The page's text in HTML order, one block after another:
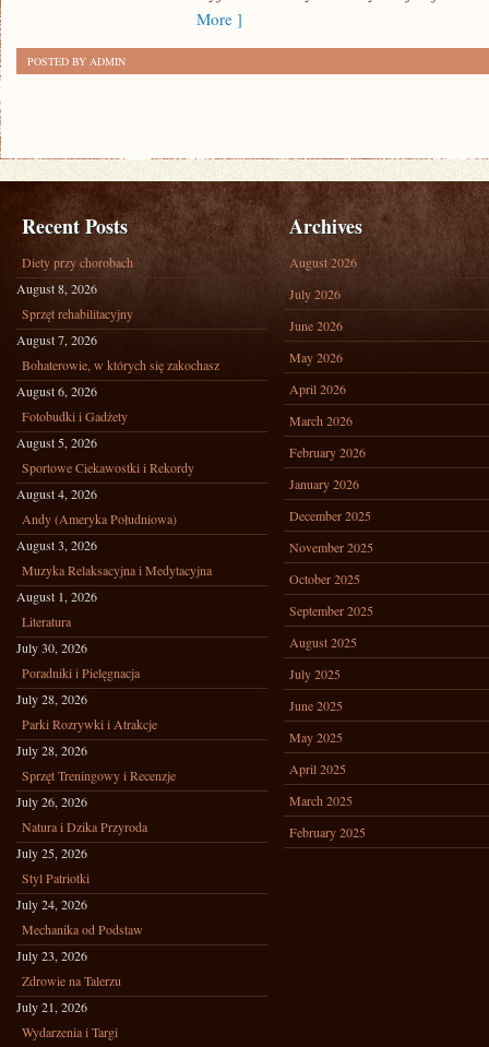
More ]
POSTED BY ADMIN
Recent Posts
Diety przy chorobach
August 8, 2026
Sprzęt rehabilitacyjny
August 7, 2026
Bohaterowie, w których się zakochasz
August 6, 2026
Fotobudki i Gadżety
August 5, 2026
Sportowe Ciekawostki i Rekordy
August 4, 2026
Andy (Ameryka Południowa)
August 3, 2026
Muzyka Relaksacyjna i Medytacyjna
August 1, 2026
Literatura
July 30, 2026
Poradniki i Pielęgnacja
July 28, 2026
Parki Rozrywki i Atrakcje
July 28, 2026
Sprzęt Treningowy i Recenzje
July 26, 2026
Natura i Dzika Przyroda
July 25, 2026
Styl Patriotki
July 24, 2026
Mechanika od Podstaw
July 23, 2026
Zdrowie na Talerzu
July 21, 2026
Wydarzenia i Targi
Archives
August 2026
July 2026
June 2026
May 2026
April 2026
March 2026
February 2026
January 2026
December 2025
November 2025
October 2025
September 2025
August 2025
July 2025
June 2025
May 2025
April 2025
March 2025
February 2025